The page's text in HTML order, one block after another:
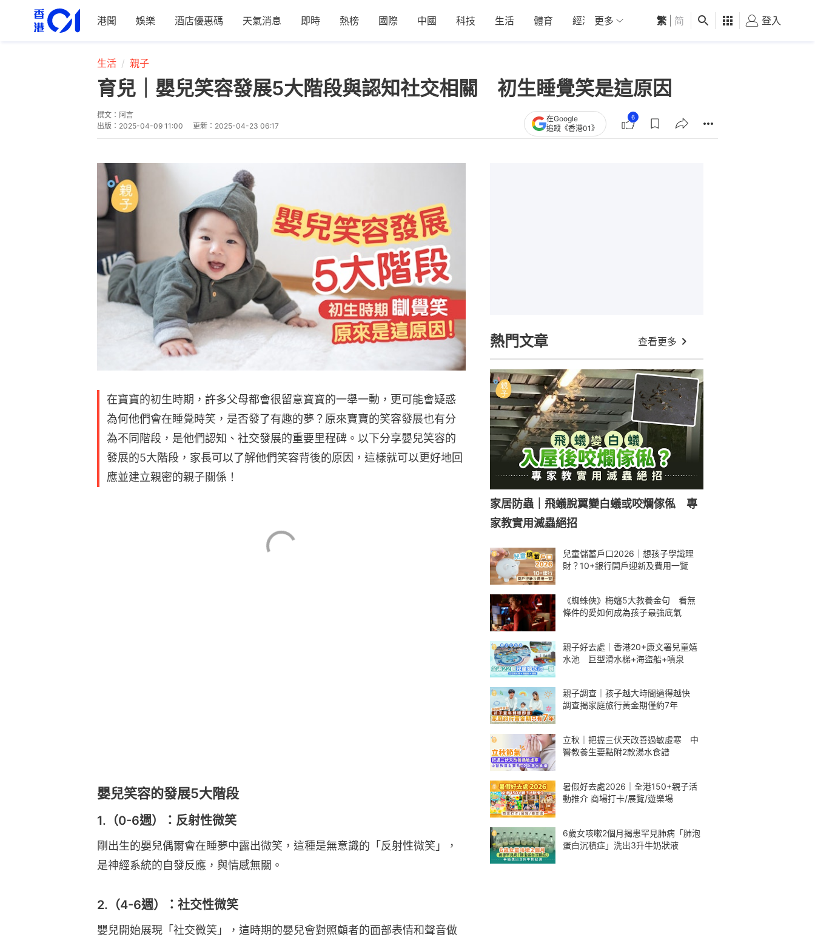
港聞 娛樂 酒店優惠碼 天氣消息 即時 熱榜 國際 中國 科技 生活 體育 經濟 01深圳 觀點 健康 好食玩飛
更多 繁 简 登入
生活 親子
育兒｜嬰兒笑容發展5大階段與認知社交相關 初生睡覺笑是這原因
撰文： 阿言
出版： 2025-04-09 11:00 更新： 2025-04-23 06:17
在Google
追蹤《香港01》
6
在寶寶的初生時期，許多父母都會很留意寶寶的一舉一動，更可能會疑惑
為何他們會在睡覺時笑，是否發了有趣的夢？原來寶寶的笑容發展也有分
為不同階段，是他們認知、社交發展的重要里程碑。以下分享嬰兒笑容的
發展的5大階段，家長可以了解他們笑容背後的原因，這樣就可以更好地回
應並建立親密的親子關係！
嬰兒笑容的發展5大階段
1.（0-6週）：反射性微笑
剛出生的嬰兒偶爾會在睡夢中露出微笑，這種是無意識的「反射性微笑」，
是神經系統的自發反應，與情感無關。
2.（4-6週）：社交性微笑
嬰兒開始展現「社交微笑」，這時期的嬰兒會對照顧者的面部表情和聲音做
熱門文章 查看更多
家居防蟲｜飛蟻脫翼變白蟻或咬爛傢俬 專
家教實用滅蟲絕招
兒童儲蓄戶口2026｜想孩子學識理
財？10+銀行開戶迎新及費用一覽
《蜘蛛俠》梅嬸5大教養金句 看無
條件的愛如何成為孩子最強底氣
親子好去處｜香港20+康文署兒童嬉
水池 巨型滑水梯+海盜船+噴泉
親子調查｜孩子越大時間過得越快
調查揭家庭旅行黃金期僅約7年
立秋｜把握三伏天改善過敏虛寒 中
醫教養生要點附2款湯水食譜
暑假好去處2026｜全港150+親子活
動推介 商場打卡/展覽/遊樂場
6歲女咳嗽2個月揭患罕見肺病「肺泡
蛋白沉積症」洗出3升牛奶狀液